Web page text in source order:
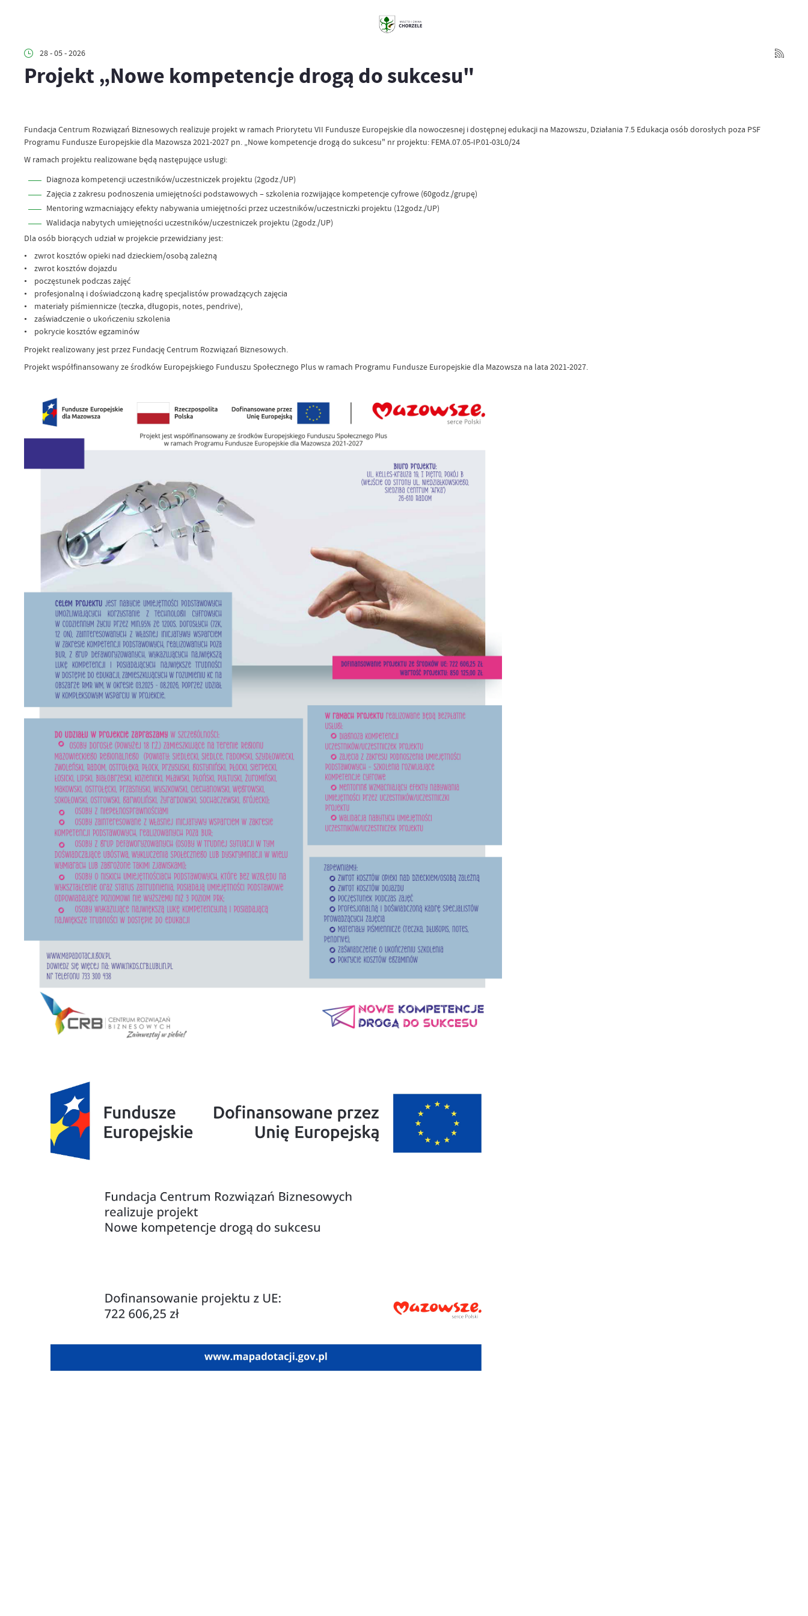
28 - 05 - 2026
Projekt „Nowe kompetencje drogą do sukcesu"
Fundacja Centrum Rozwiązań Biznesowych realizuje projekt w ramach Priorytetu VII Fundusze Europejskie dla nowoczesnej i dostępnej edukacji na Mazowszu, Działania 7.5 Edukacja osób dorosłych poza PSF
Programu Fundusze Europejskie dla Mazowsza 2021-2027 pn. „Nowe kompetencje drogą do sukcesu" nr projektu: FEMA.07.05-IP.01-03L0/24
W ramach projektu realizowane będą następujące usługi:
Diagnoza kompetencji uczestników/uczestniczek projektu (2godz./UP)
Zajęcia z zakresu podnoszenia umiejętności podstawowych – szkolenia rozwijające kompetencje cyfrowe (60godz./grupę)
Mentoring wzmacniający efekty nabywania umiejętności przez uczestników/uczestniczki projektu (12godz./UP)
Walidacja nabytych umiejętności uczestników/uczestniczek projektu (2godz./UP)
Dla osób biorących udział w projekcie przewidziany jest:
• zwrot kosztów opieki nad dzieckiem/osobą zależną
• zwrot kosztów dojazdu
• poczęstunek podczas zajęć
• profesjonalną i doświadczoną kadrę specjalistów prowadzących zajęcia
• materiały piśmiennicze (teczka, długopis, notes, pendrive),
• zaświadczenie o ukończeniu szkolenia
• pokrycie kosztów egzaminów
Projekt realizowany jest przez Fundację Centrum Rozwiązań Biznesowych.
Projekt współfinansowany ze środków Europejskiego Funduszu Społecznego Plus w ramach Programu Fundusze Europejskie dla Mazowsza na lata 2021-2027.